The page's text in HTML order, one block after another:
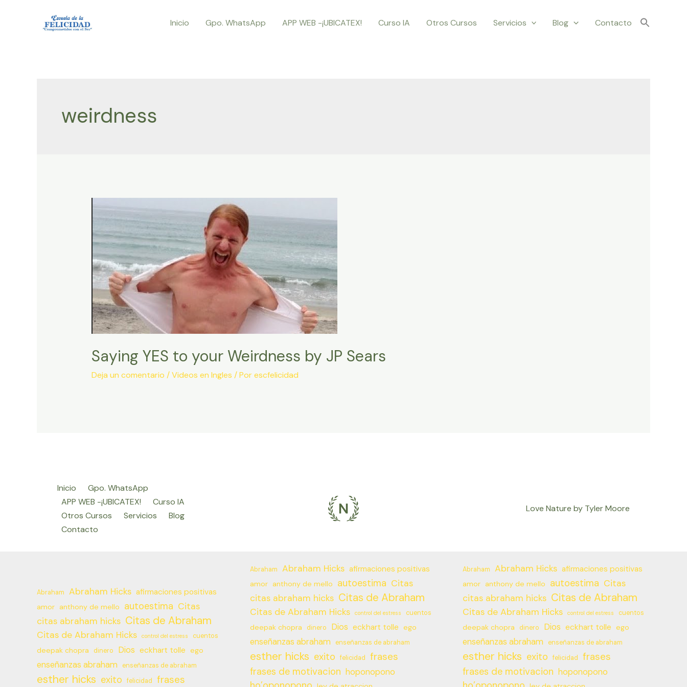
Inicio Gpo. WhatsApp APP WEB -¡UBICATEX! Curso IA Otros Cursos Servicios Blog Contacto
weirdness
Saying YES to your Weirdness by JP Sears
Deja un comentario /Videos en Ingles / Porescfelicidad
Inicio
Gpo. WhatsApp
APP WEB -¡UBICATEX!
Curso IA
Otros Cursos
Servicios
Blog
Contacto
Love Nature by Tyler Moore
Abraham Abraham Hicks afirmaciones positivas
amor anthony de mello autoestima Citas
citas abraham hicks Citas de Abraham
Citas de Abraham Hicks control del estress cuentos
deepak chopra dinero Dios eckhart tolle ego
enseñanzas abraham enseñanzas de abraham
esther hicks exito felicidad frases
Abraham Abraham Hicks afirmaciones positivas
amor anthony de mello autoestima Citas
citas abraham hicks Citas de Abraham
Citas de Abraham Hicks control del estress cuentos
deepak chopra dinero Dios eckhart tolle ego
enseñanzas abraham enseñanzas de abraham
esther hicks exito felicidad frases
frases de motivacion hoponopono
Abraham Abraham Hicks afirmaciones positivas
amor anthony de mello autoestima Citas
citas abraham hicks Citas de Abraham
Citas de Abraham Hicks control del estress cuentos
deepak chopra dinero Dios eckhart tolle ego
enseñanzas abraham enseñanzas de abraham
esther hicks exito felicidad frases
frases de motivacion hoponopono